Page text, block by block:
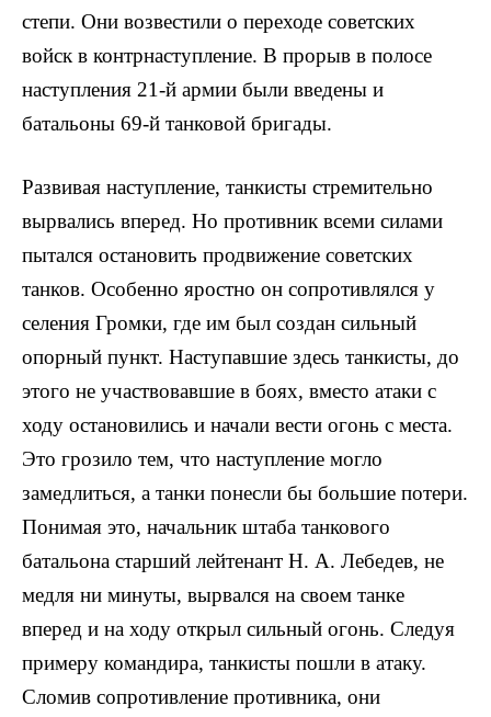
степи. Они возвестили о переходе советских
войск в контр­наступление. В прорыв в полосе
наступления 21-й армии были введены и
батальоны 69-й танковой бригады.
Развивая наступление, танкисты стремительно
вырвались вперед. Но противник всеми силами
пытался остановить продвижение советских
танков. Особенно яростно он сопротивлялся у
селения Громки, где им был создан сильный
опорный пункт. Наступавшие здесь танкисты, до
этого не участвовавшие в боях, вместо атаки с
ходу остановились и начали вести огонь с места.
Это грозило тем, что наступление могло
замедлиться, а танки понесли бы большие потери.
Понимая это, начальник штаба танкового
батальона старший лейтенант Н. А. Лебедев, не
медля ни минуты, вырвался на своем танке
вперед и на ходу открыл сильный огонь. Следуя
примеру коман­дира, танкисты пошли в атаку.
Сломив сопротивление противника, они